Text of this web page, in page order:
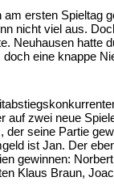
ersten Spieltag
nicht viel aus.
Neuhausen hatte
eine knappe
auf zwei neue
der seine Partie
ist Jan. Der
gewinnen:
Klaus Braun,